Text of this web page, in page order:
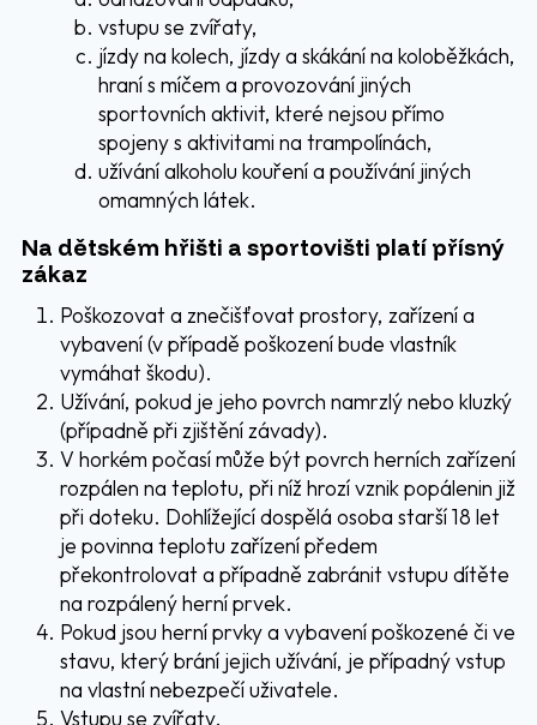
vstupu se zvířaty,
jízdy na kolech, jízdy a skákání na koloběžkách,
hraní s míčem a provozování jiných
sportovních aktivit, které nejsou přímo
spojeny s aktivitami na trampolínách,
užívání alkoholu kouření a používání jiných
omamných látek.
Na dětském hřišti a sportovišti platí přísný
zákaz
Poškozovat a znečišťovat prostory, zařízení a
vybavení (v případě poškození bude vlastník
vymáhat škodu).
Užívání, pokud je jeho povrch namrzlý nebo kluzký
(případně při zjištění závady).
V horkém počasí může být povrch herních zařízení
rozpálen na teplotu, při níž hrozí vznik popálenin již
při doteku. Dohlížející dospělá osoba starší 18 let
je povinna teplotu zařízení předem
překontrolovat a případně zabránit vstupu dítěte
na rozpálený herní prvek.
Pokud jsou herní prvky a vybavení poškozené či ve
stavu, který brání jejich užívání, je případný vstup
na vlastní nebezpečí uživatele.
Vstupu se zvířaty.